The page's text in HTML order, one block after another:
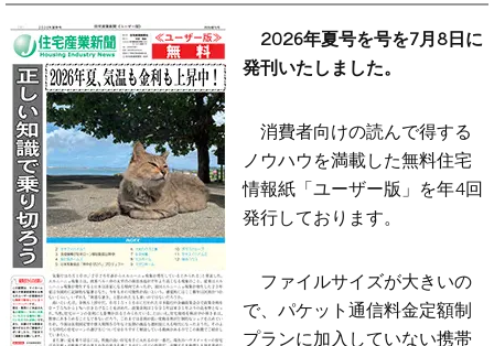
2026年夏号を号を7月8日に
発刊いたしました。
消費者向けの読んで得する
ノウハウを満載した無料住宅
情報紙「ユーザー版」を年4回
発行しております。
ファイルサイズが大きいの
で、パケット通信料金定額制
プランに加入していない携帯